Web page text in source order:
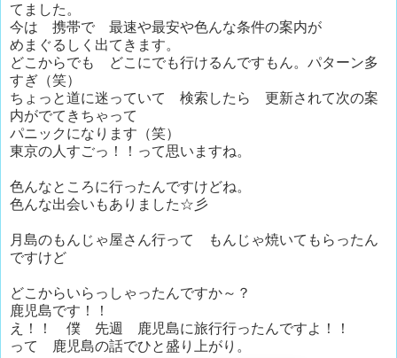
てました。
今は 携帯で 最速や最安や色んな条件の案内が
めまぐるしく出てきます。
どこからでも どこにでも行けるんですもん。パターン多
すぎ（笑）
ちょっと道に迷っていて 検索したら 更新されて次の案
内がでてきちゃって
パニックになります（笑）
東京の人すごっ！！って思いますね。
色んなところに行ったんですけどね。
色んな出会いもありました☆彡
月島のもんじゃ屋さん行って もんじゃ焼いてもらったん
ですけど
どこからいらっしゃったんですか～？
鹿児島です！！
え！！ 僕 先週 鹿児島に旅行行ったんですよ！！
って 鹿児島の話でひと盛り上がり。